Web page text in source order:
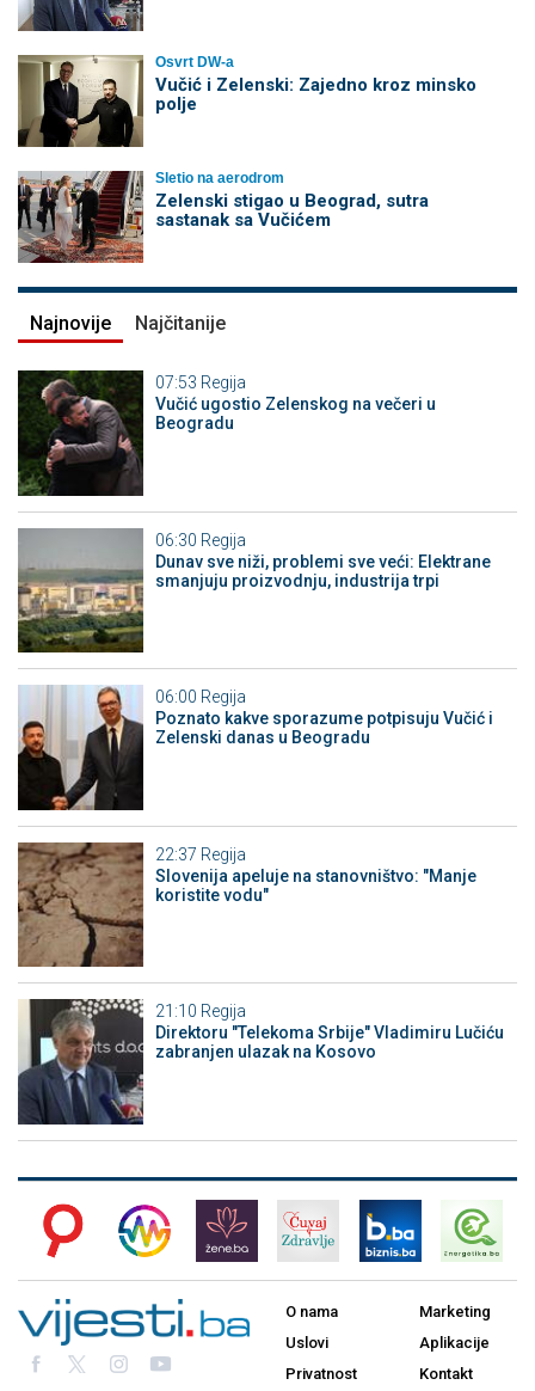
Osvrt DW-a
Vučić i Zelenski: Zajedno kroz minsko
polje
Sletio na aerodrom
Zelenski stigao u Beograd, sutra
sastanak sa Vučićem
Najnovije Najčitanije
07:53 Regija
Vučić ugostio Zelenskog na večeri u
Beogradu
06:30 Regija
Dunav sve niži, problemi sve veći: Elektrane
smanjuju proizvodnju, industrija trpi
06:00 Regija
Poznato kakve sporazume potpisuju Vučić i
Zelenski danas u Beogradu
22:37 Regija
Slovenija apeluje na stanovništvo: "Manje
koristite vodu"
21:10 Regija
Direktoru "Telekoma Srbije" Vladimiru Lučiću
zabranjen ulazak na Kosovo
O nama
Uslovi
Privatnost
Marketing
Aplikacije
Kontakt